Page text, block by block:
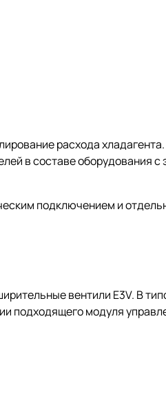
расхода
в составе оборудования с
подключением и
вентили E3V. В
подходящего модуля